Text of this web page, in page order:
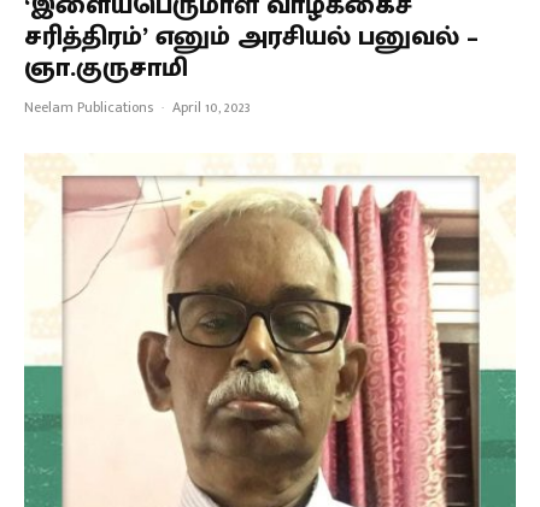
சரித்திரம்’ எனும் அரசியல் பனுவல் –
ஞா.குருசாமி
Neelam Publications · April 10, 2023